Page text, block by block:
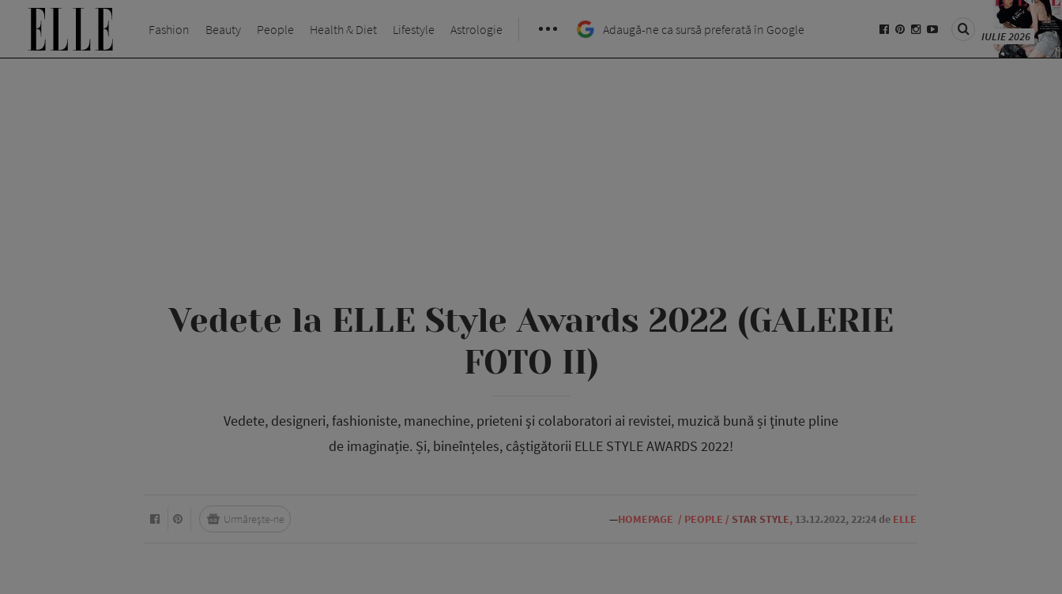
Fashion Beauty People Health & Diet Lifestyle Astrologie Adaugă-ne ca sursă preferată în Google IULIE 2026
Vedete la ELLE Style Awards 2022 (GALERIE
FOTO II)
Vedete, designeri, fashioniste, manechine, prieteni şi colaboratori ai revistei, muzică bună și ţinute pline
de imaginație. Și, bineînțeles, câștigătorii ELLE STYLE AWARDS 2022!
—HOMEPAGE / PEOPLE / STAR STYLE, 13.12.2022, 22:24 de ELLE
Urmărește-ne